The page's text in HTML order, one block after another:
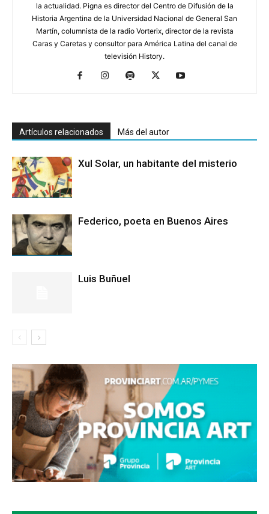
la actualidad. Pigna es director del Centro de Difusión de la
Historia Argentina de la Universidad Nacional de General San
Martín, columnista de la radio Vorterix, director de la revista
Caras y Caretas y consultor para América Latina del canal de
televisión History.
Artículos relacionados Más del autor
Xul Solar, un habitante del misterio
Federico, poeta en Buenos Aires
Luis Buñuel